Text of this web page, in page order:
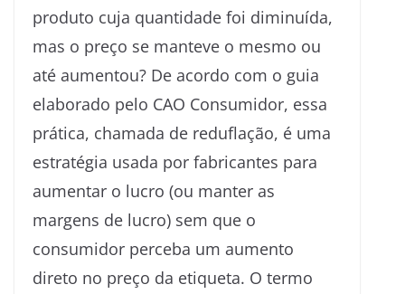
produto cuja quantidade foi diminuída,
mas o preço se manteve o mesmo ou
até aumentou? De acordo com o guia
elaborado pelo CAO Consumidor, essa
prática, chamada de reduflação, é uma
estratégia usada por fabricantes para
aumentar o lucro (ou manter as
margens de lucro) sem que o
consumidor perceba um aumento
direto no preço da etiqueta. O termo